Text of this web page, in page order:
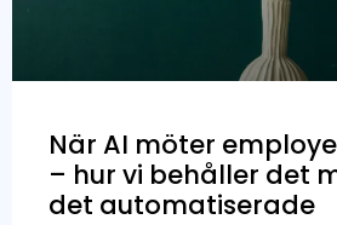
När AI möter
– hur vi behåller det
det automatiserade